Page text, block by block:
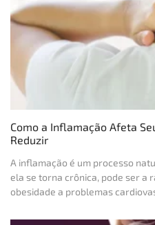
Como a Inflamação Afeta
Reduzir
A inflamação é um processo
ela se torna crônica, pode ser a
obesidade a problemas